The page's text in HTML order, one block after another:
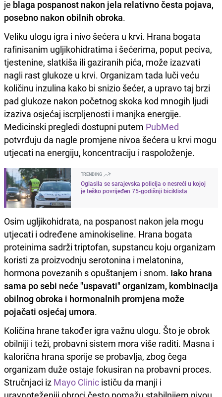
je blaga pospanost nakon jela relativno česta pojava,
posebno nakon obilnih obroka.
Veliku ulogu igra i nivo šećera u krvi. Hrana bogata
rafinisanim ugljikohidratima i šećerima, poput peciva,
tjestenine, slatkiša ili gaziranih pića, može izazvati
nagli rast glukoze u krvi. Organizam tada luči veću
količinu inzulina kako bi snizio šećer, a upravo taj brzi
pad glukoze nakon početnog skoka kod mnogih ljudi
izaziva osjećaj iscrpljenosti i manjka energije.
Medicinski pregledi dostupni putem PubMed
potvrđuju da nagle promjene nivoa šećera u krvi mogu
utjecati na energiju, koncentraciju i raspoloženje.
TRENDING
Oglasila se sarajevska policija o nesreći u kojoj
je teško povrijeđen 75-godišnji biciklista
Osim ugljikohidrata, na pospanost nakon jela mogu
utjecati i određene aminokiseline. Hrana bogata
proteinima sadrži triptofan, supstancu koju organizam
koristi za proizvodnju serotonina i melatonina,
hormona povezanih s opuštanjem i snom. Iako hrana
sama po sebi neće "uspavati" organizam, kombinacija
obilnog obroka i hormonalnih promjena može
pojačati osjećaj umora.
Količina hrane također igra važnu ulogu. Što je obrok
obilniji i teži, probavni sistem mora više raditi. Masna i
kalorična hrana sporije se probavlja, zbog čega
organizam duže ostaje fokusiran na probavni proces.
Stručnjaci iz Mayo Clinic ističu da manji i